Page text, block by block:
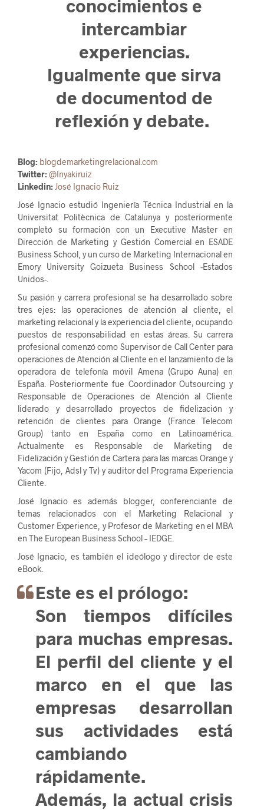
conocimientos e
intercambiar
experiencias.
Igualmente que sirva
de documentod de
reflexión y debate.
Blog: blogdemarketingrelacional.com
Twitter:@Inyakiruiz
Linkedin:José Ignacio Ruiz
José Ignacio estudió Ingeniería Técnica Industrial en la
Universitat Politècnica de Catalunya y posteriormente
completó su formación con un Executive Máster en
Dirección de Marketing y Gestión Comercial en ESADE
Business School, y un curso de Marketing Internacional en
Emory University Goizueta Business School -Estados
Unidos-.
Su pasión y carrera profesional se ha desarrollado sobre
tres ejes: las operaciones de atención al cliente, el
marketing relacional y la experiencia del cliente, ocupando
puestos de responsabilidad en estas áreas. Su carrera
profesional comenzó como Supervisor de Call Center para
operaciones de Atención al Cliente en el lanzamiento de la
operadora de telefonía móvil Amena (Grupo Auna) en
España. Posteriormente fue Coordinador Outsourcing y
Responsable de Operaciones de Atención al Cliente
liderado y desarrollado proyectos de fidelización y
retención de clientes para Orange (France Telecom
Group) tanto en España como en Latinoamérica.
Actualmente es Responsable de Marketing de
Fidelización y Gestión de Cartera para las marcas Orange y
Yacom (Fijo, Adsl y Tv) y auditor del Programa Experiencia
Cliente.
José Ignacio es además blogger, conferenciante de
temas relacionados con el Marketing Relacional y
Customer Experience, y Profesor de Marketing en el MBA
en The European Business School – IEDGE.
José Ignacio, es también el ideólogo y director de este
eBook.
Este es el prólogo:
Son tiempos difíciles
para muchas empresas.
El perfil del cliente y el
marco en el que las
empresas desarrollan
sus actividades está
cambiando
rápidamente.
Además, la actual crisis